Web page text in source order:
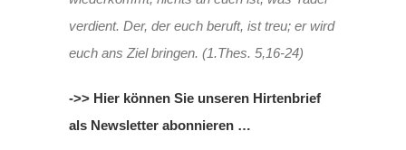
verdient. Der, der euch beruft, ist treu; er wird
euch ans Ziel bringen. (1.Thes. 5,16-24)
->> Hier können Sie unseren Hirtenbrief
als Newsletter abonnieren …